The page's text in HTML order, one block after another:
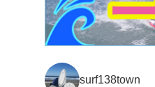
surf138town